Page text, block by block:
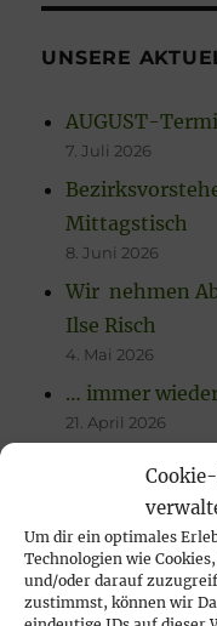
Um dir ein optimales
Technologien wie
und/oder darauf
zustimmst, können wir
UNSERE
AUGUST-
7. Juli 2026
Mittagstisch
8. Juni 2026
Wir nehmen
Ilse Risch
4. Mai 2026
… immer
21. April 2026
Rückblick auf
Nachlese
wurde
23. Februar 2026